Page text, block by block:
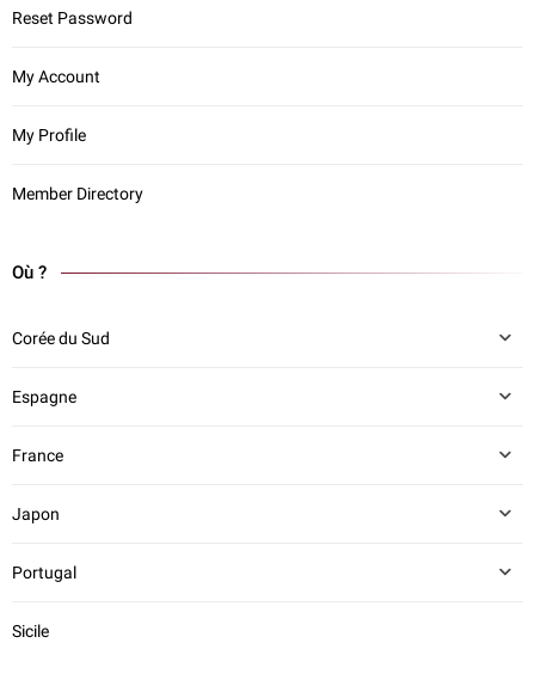
Reset Password
My Account
My Profile
Member Directory
Où ?
Corée du Sud
Espagne
France
Japon
Portugal
Sicile